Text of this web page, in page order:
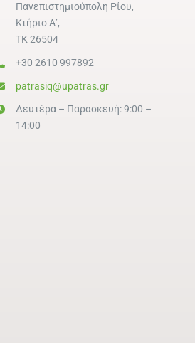
Πανεπιστημιούπολη Ρίου,
Κτήριο Α’,
ΤΚ 26504
+30 2610 997892
patrasiq@upatras.gr
Δευτέρα – Παρασκευή: 9:00 –
14:00